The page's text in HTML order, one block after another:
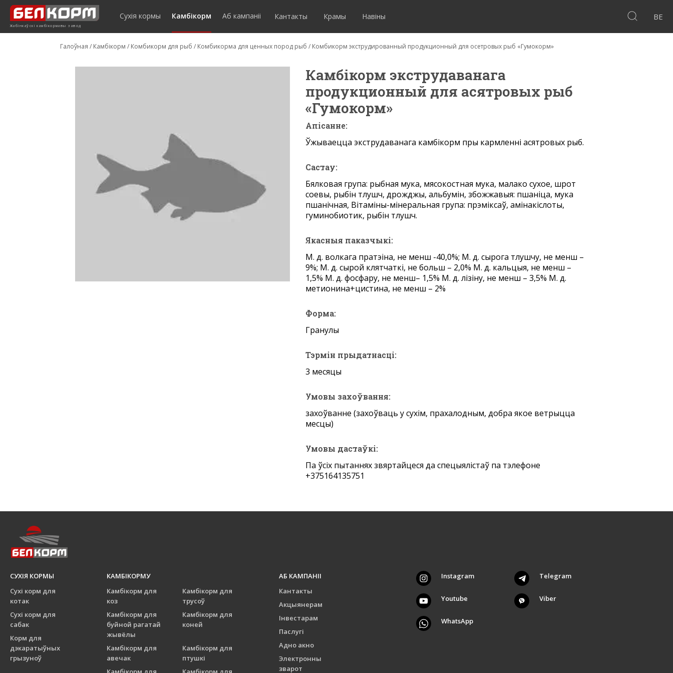
Жабінкаўскі камбікормавы завод
Сухія кормы Камбікорм Аб кампаніі Кантакты Крамы Навіны BE
Галоўная / Камбікорм / Комбикорм для рыб / Комбикорма для ценных пород рыб / Комбикорм экструдированный продукционный для осетровых рыб «Гумокорм»
Камбікорм экструдаванага
продукционный для асятровых рыб
«Гумокорм»
Апісанне:
Ўжываецца экструдаванага камбікорм пры кармленні асятровых рыб.
Састау:
Бялковая група: рыбная мука, мясокостная мука, малако сухое, шрот
соевы, рыбін тлушч, дрожджы, альбумін, збожжавыя: пшаніца, мука
пшанічная, Вітаміны-мінеральная група: прэміксаў, амінакіслоты,
гуминобиотик, рыбін тлушч.
Якасныя паказчыкі:
М. д. волкага пратэіна, не менш -40,0%; М. д. сырога тлушчу, не менш –
9%; М. д. сырой клятчаткі, не больш – 2,0% М. д. кальцыя, не менш –
1,5% М. д. фосфару, не менш– 1,5% М. д. лізіну, не менш – 3,5% М. д.
метионина+цистина, не менш – 2%
Форма:
Гранулы
Тэрмін прыдатнасці:
3 месяцы
Умовы захоўвання:
захоўванне (захоўваць у сухім, прахалодным, добра якое ветрыцца
месцы)
Умовы дастаўкі:
Па ўсіх пытаннях звяртайцеся да спецыялістаў па тэлефоне
+375164135751
СУХІЯ КОРМЫ
Сухі корм для
котак
Сухі корм для
сабак
Корм для
дэкаратыўных
грызуноў
КАМБІКОРМУ
Камбікорм для
коз
Камбікорм для
трусоў
Камбікорм для
буйной рагатай
жывёлы
Камбікорм для
коней
Камбікорм для
авечак
Камбікорм для
птушкі
АБ КАМПАНІІ
Кантакты
Акцыянерам
Інвестарам
Паслугі
Адно акно
Электронны
зварот
Instagram Telegram
Youtube Viber
WhatsApp